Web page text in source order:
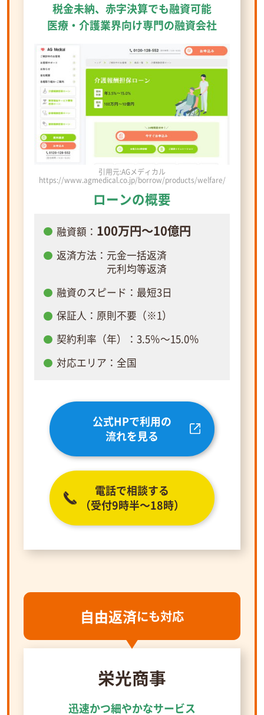
税金未納、赤字決算でも融資可能
医療・介護業界向け専門の融資会社
引用元:AGメディカル
https://www.agmedical.co.jp/borrow/products/welfare/
ローンの概要
融資額： 100万円～10億円
返済方法：元金一括返済
元利均等返済
融資のスピード：最短3日
保証人：原則不要（※1）
契約利率（年）：3.5％～15.0％
対応エリア：全国
公式HPで利用の
流れを見る
電話で相談する
（受付9時半～18時）
自由返済にも対応
栄光商事
迅速かつ細やかなサービス